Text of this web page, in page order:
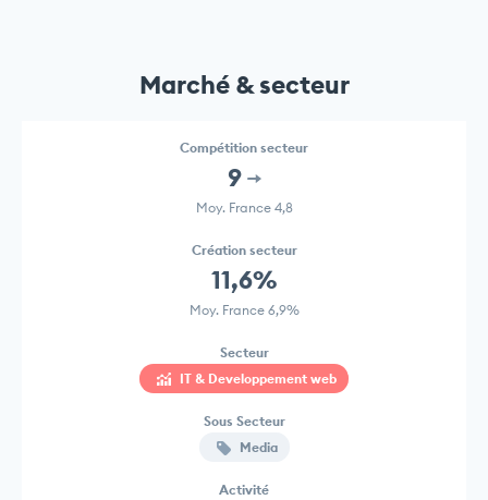
Marché & secteur
Compétition secteur
9
Moy. France 4,8
Création secteur
11,6%
Moy. France 6,9%
Secteur
IT & Developpement web
Sous Secteur
Media
Activité